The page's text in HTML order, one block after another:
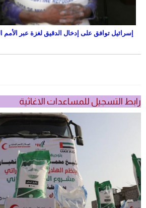
إسرائيل توافق على إدخال الدقيق لغزة عبر الأمم
رابط التسجيل للمساعدات الاغاثية